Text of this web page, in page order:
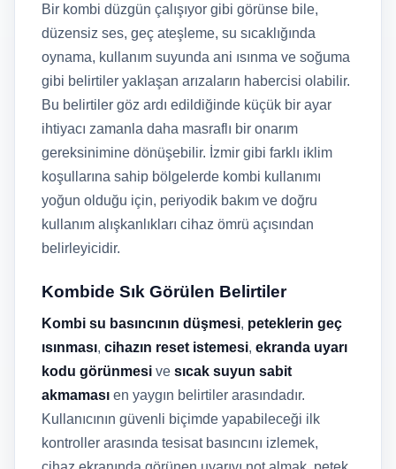
Bir kombi düzgün çalışıyor gibi görünse bile,
düzensiz ses, geç ateşleme, su sıcaklığında
oynama, kullanım suyunda ani ısınma ve soğuma
gibi belirtiler yaklaşan arızaların habercisi olabilir.
Bu belirtiler göz ardı edildiğinde küçük bir ayar
ihtiyacı zamanla daha masraflı bir onarım
gereksinimine dönüşebilir. İzmir gibi farklı iklim
koşullarına sahip bölgelerde kombi kullanımı
yoğun olduğu için, periyodik bakım ve doğru
kullanım alışkanlıkları cihaz ömrü açısından
belirleyicidir.
Kombide Sık Görülen Belirtiler
Kombi su basıncının düşmesi, peteklerin geç
ısınması, cihazın reset istemesi, ekranda uyarı
kodu görünmesi ve sıcak suyun sabit
akmaması en yaygın belirtiler arasındadır.
Kullanıcının güvenli biçimde yapabileceği ilk
kontroller arasında tesisat basıncını izlemek,